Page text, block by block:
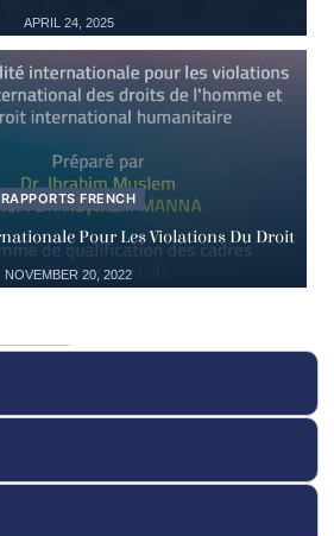
de la création du
29
be? 12
Dec
APRIL 24, 2025
RAPPORTS FRENCH
Pour Les Violations Du Droit
NOVEMBER 20, 2022